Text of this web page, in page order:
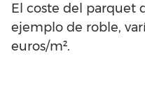
El coste del parquet
ejemplo de roble,
euros/m².